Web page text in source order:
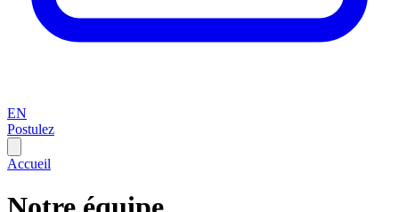
EN
Postulez
Accueil